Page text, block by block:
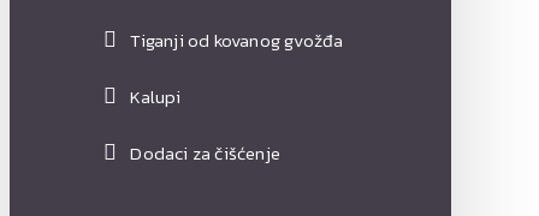
Tiganji od kovanog gvožđa
Kalupi
Dodaci za čišćenje